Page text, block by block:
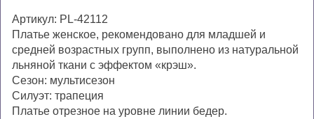
Артикул: PL-42112
Платье женское, рекомендовано для младшей и
средней возрастных групп, выполнено из натуральной
льняной ткани с эффектом «крэш».
Сезон: мультисезон
Силуэт: трапеция
Платье отрезное на уровне линии бедер.